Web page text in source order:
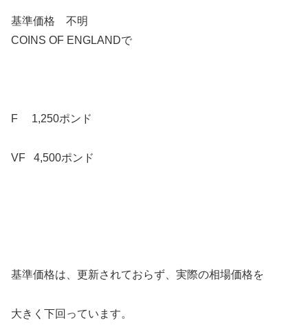
基準価格 不明
COINS OF ENGLANDで
F 1,250ポンド
VF 4,500ポンド
基準価格は、更新されておらず、実際の相場価格を
大きく下回っています。